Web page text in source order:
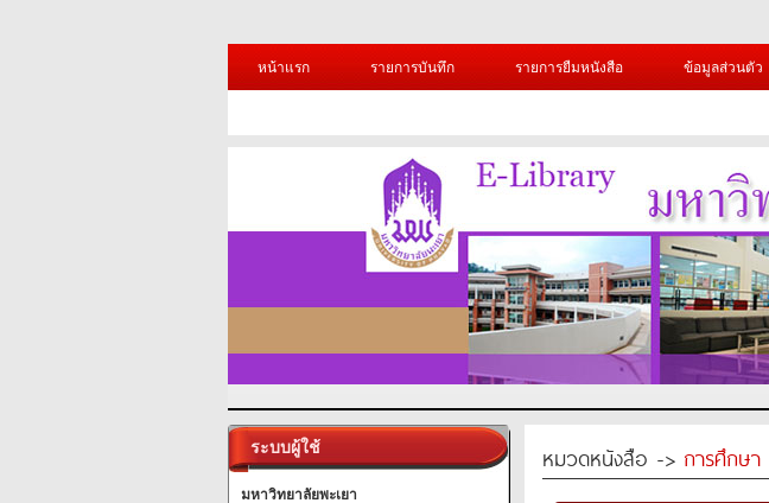
หน้าแรก
รายการบันทึก รายการยืมหนังสือ ข้อมูลส่วนตัว
ระบบผู้ใช้
มหาวิทยาลัยพะเยา
หมวดหนังสือ -> การศึกษา